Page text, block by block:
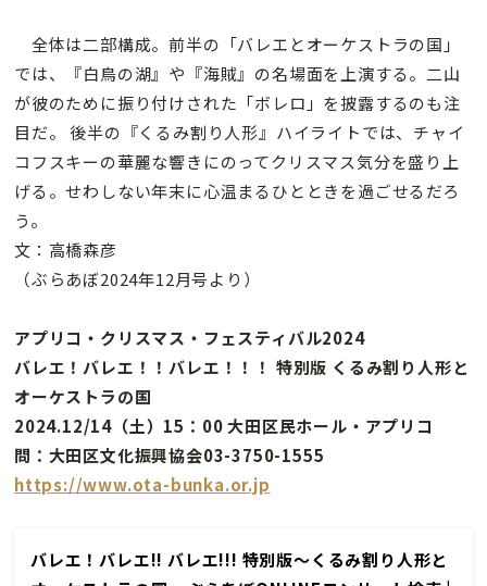
全体は二部構成。前半の「バレエとオーケストラの国」
では、『白鳥の湖』や『海賊』の名場面を上演する。二山
が彼のために振り付けされた「ボレロ」を披露するのも注
目だ。 後半の『くるみ割り人形』ハイライトでは、チャイ
コフスキーの華麗な響きにのってクリスマス気分を盛り上
げる。せわしない年末に心温まるひとときを過ごせるだろ
う。
文：高橋森彦
（ぶらあぼ2024年12月号より）
アプリコ・クリスマス・フェスティバル2024
バレエ！バレエ！！バレエ！！！ 特別版 くるみ割り人形と
オーケストラの国
2024.12/14（土）15：00 大田区民ホール・アプリコ
問：大田区文化振興協会03-3750-1555
https://www.ota-bunka.or.jp
バレエ！バレエ!! バレエ!!! 特別版〜くるみ割り人形と